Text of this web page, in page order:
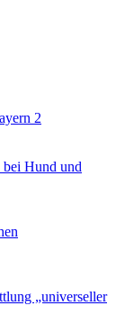
2
Hund und
„universeller